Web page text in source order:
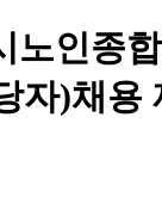
노인종
자)채용